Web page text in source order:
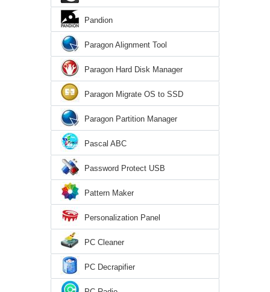
Pandion
Paragon Alignment Tool
Paragon Hard Disk Manager
Paragon Migrate OS to SSD
Paragon Partition Manager
Pascal ABC
Password Protect USB
Pattern Maker
Personalization Panel
PC Cleaner
PC Decrapifier